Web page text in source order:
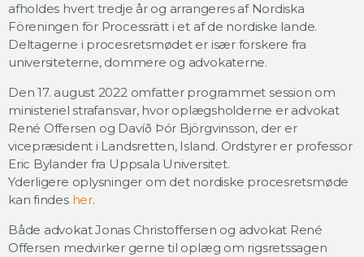
afholdes hvert tredje år og arrangeres af Nordiska
Föreningen för Processrätt i et af de nordiske lande.
Deltagerne i procesretsmødet er især forskere fra
universiteterne, dommere og advokaterne.
Den 17. august 2022 omfatter programmet session om
ministeriel strafansvar, hvor oplægsholderne er advokat
René Offersen og Davíð Þór Björgvinsson, der er
vicepræsident i Landsretten, Island. Ordstyrer er professor
Eric Bylander fra Uppsala Universitet.
Yderligere oplysninger om det nordiske procesretsmøde
kan findes her.
Både advokat Jonas Christoffersen og advokat René
Offersen medvirker gerne til oplæg om rigsretssagen